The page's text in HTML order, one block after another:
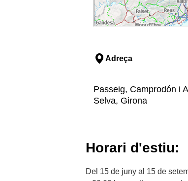
Adreça
Passeig, Camprodón i
Selva, Girona
Horari d'estiu:
Del 15 de juny al 15 de